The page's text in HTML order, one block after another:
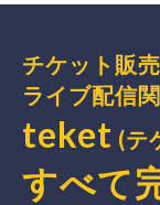
チケット販
ライブ配信
teket (テ
すべて